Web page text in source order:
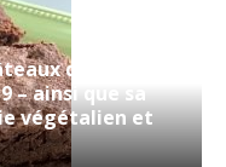
de mariage
– ainsi que sa
végétalien et